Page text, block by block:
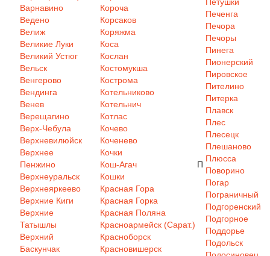
Варнавино
Ведено
Велиж
Великие Луки
Великий Устюг
Вельск
Венгерово
Вендинга
Венев
Верещагино
Верх-Чебула
Верхневилюйск
Верхнее
Пенжино
Верхнеуральск
Верхнеяркеево
Верхние Киги
Верхние
Татышлы
Верхний
Баскунчак
Короча
Корсаков
Коряжма
Коса
Кослан
Костомукша
Кострома
Котельниково
Котельнич
Котлас
Кочево
Коченево
Кочки
Кош-Агач
Кошки
Красная Гора
Красная Горка
Красная Поляна
Красноармейск (Сарат.)
Красноборск
Красновишерск
П
Печенга
Печора
Печоры
Пинега
Пионерский
Пировское
Пителино
Питерка
Плавск
Плес
Плесецк
Плешаново
Плюсса
Поворино
Погар
Пограничный
Подгоренский
Подгорное
Поддорье
Подольск